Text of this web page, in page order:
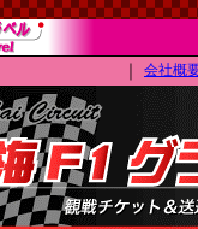
会社概